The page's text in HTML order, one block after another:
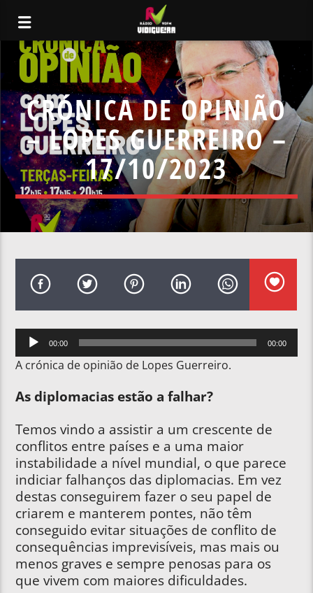
CRÓNICA DE OPINIÃO
– LOPES GUERREIRO –
17/10/2023
Reprodutor
de
áudio
00:00 00:00
A crónica de opinião de Lopes Guerreiro.
As diplomacias estão a falhar?
Temos vindo a assistir a um crescente de
conflitos entre países e a uma maior
instabilidade a nível mundial, o que parece
indiciar falhanços das diplomacias. Em vez
destas conseguirem fazer o seu papel de
criarem e manterem pontes, não têm
conseguido evitar situações de conflito de
consequências imprevisíveis, mas mais ou
menos graves e sempre penosas para os
que vivem com maiores dificuldades.